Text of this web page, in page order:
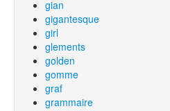
gian
gigantesque
girl
glements
golden
gomme
graf
grammaire